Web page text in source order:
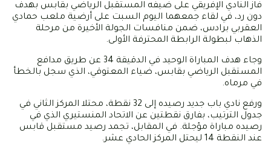
فاز النادي الإفريقي على ضيفه المستقبل الرياضي بقابس بهدف
دون رد، في لقاء جمعهما اليوم السبت على أرضية ملعب حمادي
العقربي برادس، ضمن منافسات الجولة الأخيرة من مرحلة
الذهاب لبطولة الرابطة المحترفة الأولى.
وجاء هدف المباراة الوحيد في الدقيقة 34 عن طريق مدافع
المستقبل الرياضي بقابس، ضياء المعتوقي، الذي سجل بالخطأ
في مرماه.
ورفع نادي باب جديد رصيده إلى 32 نقطة، محتلا المركز الثاني في
جدول الترتيب، بفارق نقطتين عن الاتحاد المنستيري الذي في
رصيده مباراة مؤجلة. في المقابل، تجمد رصيد مستقبل قابس
عند النقطة 14 ليحتل المركز الحادي عشر.